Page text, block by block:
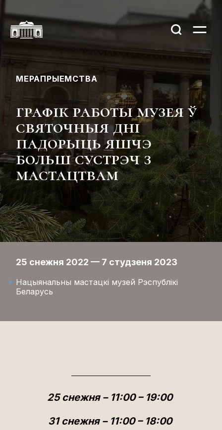
МЕРАПРЫЕМСТВА
графік работы музея ў
святочныя дні
падорыць яшчэ
больш сустрэч з
мастацтвам
25 снежня 2022 — 7 студзеня 2023
Нацыянальны мастацкі музей Рэспублікі
Беларусь
25 снежня – 11:00 – 19:00
31 снежня – 11:00 – 18:00